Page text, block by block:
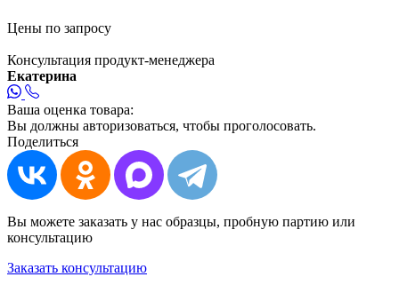
Цены по запросу
Консультация продукт-менеджера
Екатерина
Ваша оценка товара:
Вы должны авторизоваться, чтобы проголосовать.
Поделиться
Вы можете заказать у нас образцы, пробную партию или
консультацию
Заказать консультацию